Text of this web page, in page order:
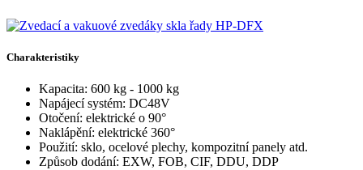
Charakteristiky
Kapacita: 600 kg - 1000 kg
Napájecí systém: DC48V
Otočení: elektrické o 90°
Naklápění: elektrické 360°
Použití: sklo, ocelové plechy, kompozitní panely atd.
Způsob dodání: EXW, FOB, CIF, DDU, DDP